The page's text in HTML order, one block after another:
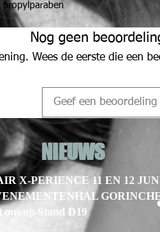
Nog geen
Wees de eerste die een
Geef een beoordeling
NIEUWS
X-PERIENCE 11 EN 12
ons op Stand D19